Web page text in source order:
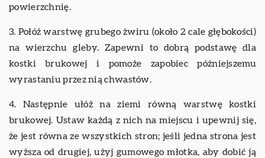
powierzchnię.
3. Połóż warstwę grubego żwiru (około 2 cale głębokości)
na wierzchu gleby. Zapewni to dobrą podstawę dla
kostki brukowej i pomoże zapobiec późniejszemu
wyrastaniu przez nią chwastów.
4. Następnie ułóż na ziemi równą warstwę kostki
brukowej. Ustaw każdą z nich na miejscu i upewnij się,
że jest równa ze wszystkich stron; jeśli jedna strona jest
wyższa od drugiej, użyj gumowego młotka, aby dobić ją